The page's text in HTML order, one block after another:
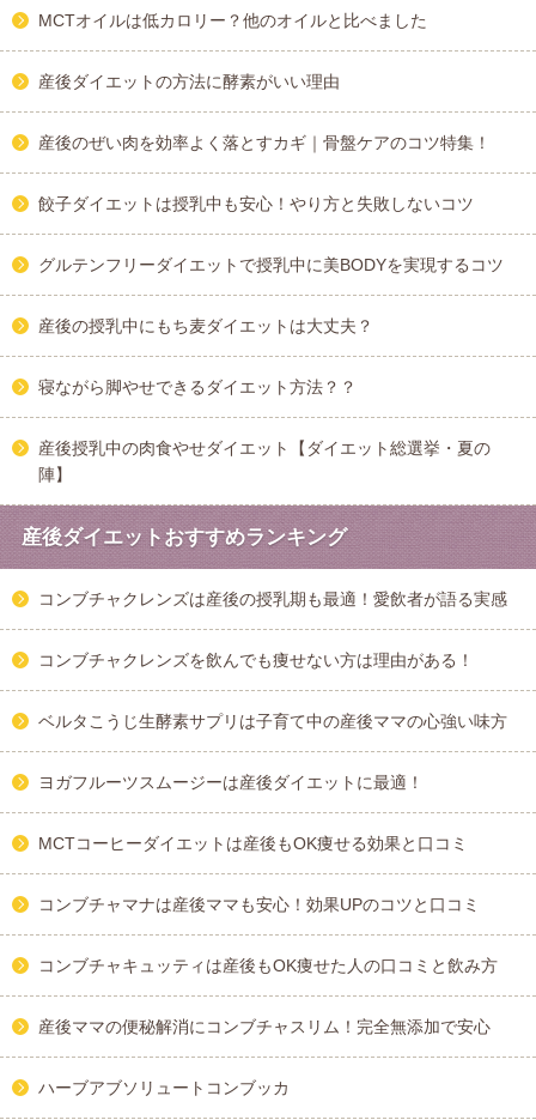
MCTオイルは低カロリー？他のオイルと比べました
産後ダイエットの方法に酵素がいい理由
産後のぜい肉を効率よく落とすカギ｜骨盤ケアのコツ特集！
餃子ダイエットは授乳中も安心！やり方と失敗しないコツ
グルテンフリーダイエットで授乳中に美BODYを実現するコツ
産後の授乳中にもち麦ダイエットは大丈夫？
寝ながら脚やせできるダイエット方法？？
産後授乳中の肉食やせダイエット【ダイエット総選挙・夏の
陣】
産後ダイエットおすすめランキング
コンブチャクレンズは産後の授乳期も最適！愛飲者が語る実感
コンブチャクレンズを飲んでも痩せない方は理由がある！
ベルタこうじ生酵素サプリは子育て中の産後ママの心強い味方
ヨガフルーツスムージーは産後ダイエットに最適！
MCTコーヒーダイエットは産後もOK痩せる効果と口コミ
コンブチャマナは産後ママも安心！効果UPのコツと口コミ
コンブチャキュッティは産後もOK痩せた人の口コミと飲み方
産後ママの便秘解消にコンブチャスリム！完全無添加で安心
ハーブアブソリュートコンブッカ